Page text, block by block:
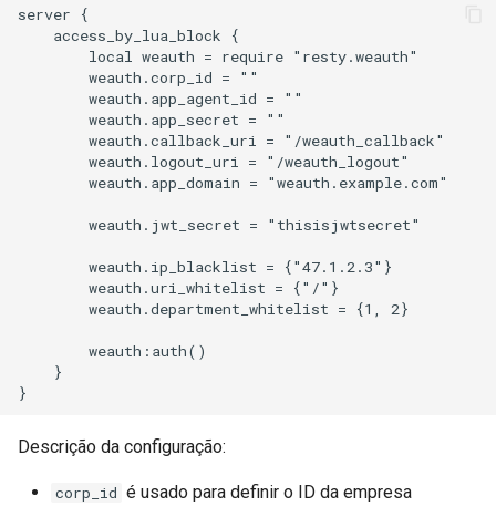
cookie-limit
dynamic-limit-req
encrypted-session
server {
    access_by_lua_block {
        local weauth = require "resty.weauth"
        weauth.corp_id = ""
        weauth.app_agent_id = ""
        weauth.app_secret = ""
        weauth.callback_uri = "/weauth_callback"
        weauth.logout_uri = "/weauth_logout"
        weauth.app_domain = "weauth.example.com"
        weauth.jwt_secret = "thisisjwtsecret"
        weauth.ip_blacklist = {"47.1.2.3"}
        weauth.uri_whitelist = {"/"}
        weauth.department_whitelist = {1, 2}
        weauth:auth()
    }
Descrição da configuração:
corp_id é usado para definir o ID da empresa